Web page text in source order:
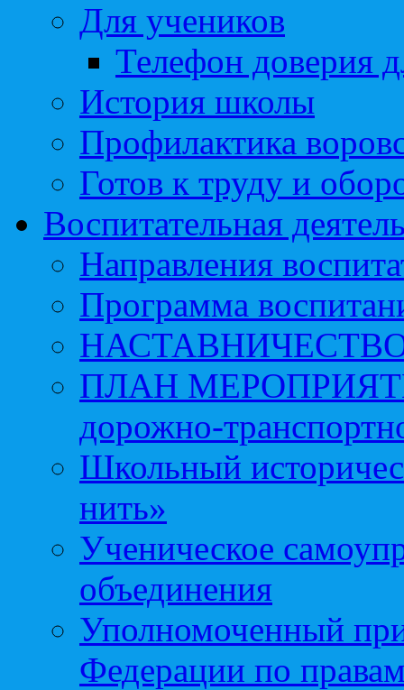
Для учеников
Телефон доверия
История школы
Профилактика
Готов к труду и
Воспитательная
Направления
Программа
ПЛАН МЕРОПРИЯТИЙ
дорожно-
Школьный
нить»
Ученическое
объединения
Уполномоченный
Федерации по